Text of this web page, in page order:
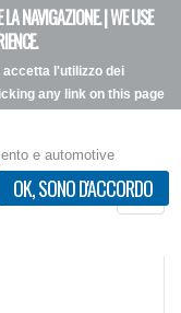
NAVIGAZIONE. | WE USE
accetta l'utilizzo dei
any link on this page
in our privacy policy.
OK, SONO D'ACCORDO
e automotive
Toggle